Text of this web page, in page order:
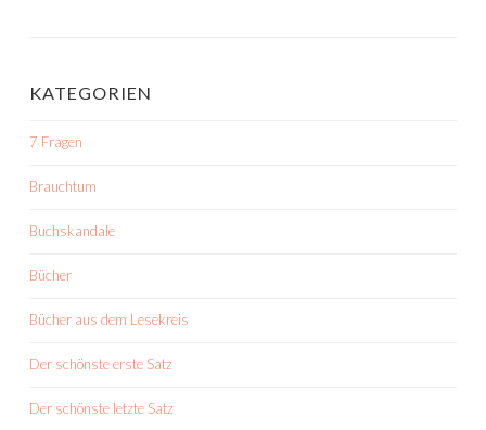
KATEGORIEN
7 Fragen
Brauchtum
Buchskandale
Bücher
Bücher aus dem Lesekreis
Der schönste erste Satz
Der schönste letzte Satz